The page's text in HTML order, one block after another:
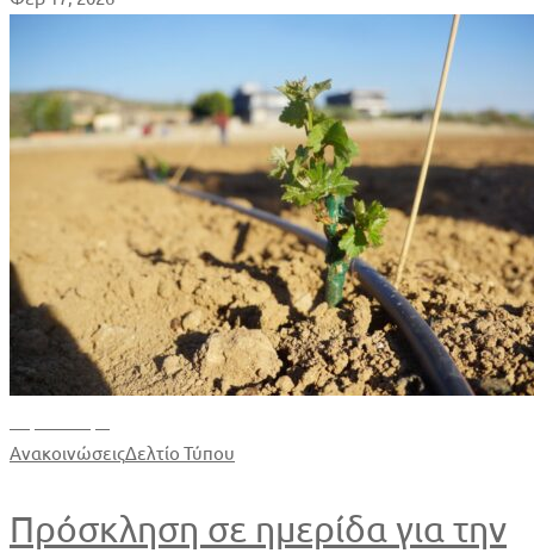
ΑνακοινώσειςΔελτίο Τύπου
Πρόσκληση σε ημερίδα για την